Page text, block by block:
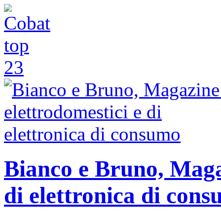
Bianco e Bruno,
di elettronica di